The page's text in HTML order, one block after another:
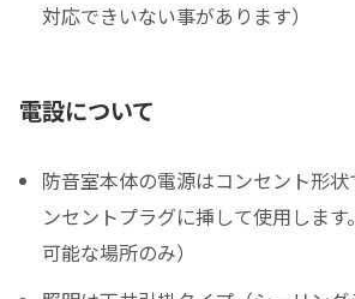
対応できいない事があります）
電設について
防音室本体の電源はコンセント形状
ンセントプラグに挿して使用します
可能な場所のみ）